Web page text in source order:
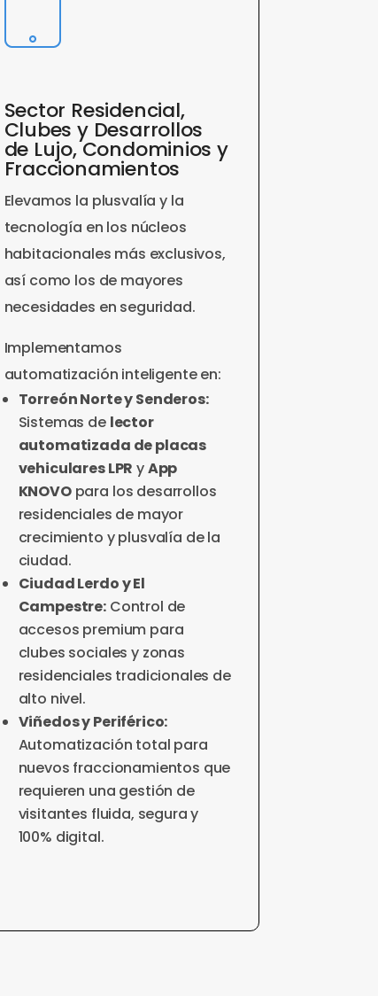
Sector Residencial,
Clubes y Desarrollos
de Lujo, Condominios y
Fraccionamientos
Elevamos la plusvalía y la
tecnología en los núcleos
habitacionales más exclusivos,
así como los de mayores
necesidades en seguridad.
Implementamos
automatización inteligente en:
Torreón Norte y Senderos:
Sistemas de lector
automatizada de placas
vehiculares LPR yApp
KNOVOpara los desarrollos
residenciales de mayor
crecimiento y plusvalía de la
ciudad.
Ciudad Lerdo y El
Campestre: Control de
accesos premium para
clubes sociales y zonas
residenciales tradicionales de
alto nivel.
Viñedos y Periférico:
Automatización total para
nuevos fraccionamientos que
requieren una gestión de
visitantes fluida, segura y
100% digital.